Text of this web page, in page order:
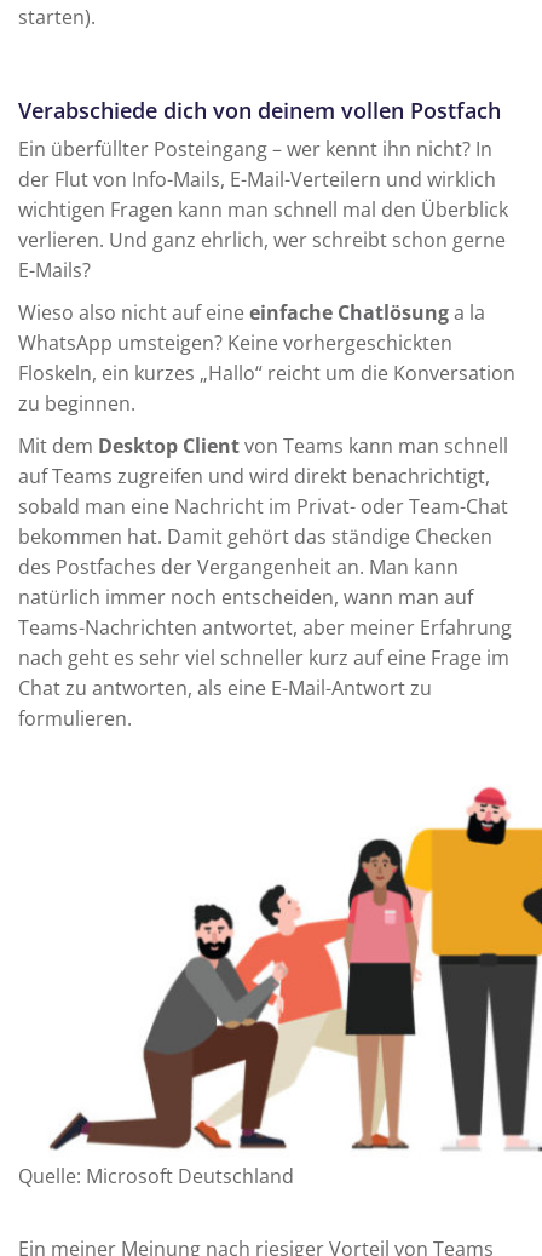
starten).
Verabschiede dich von deinem vollen Postfach
Ein überfüllter Posteingang – wer kennt ihn nicht? In
der Flut von Info-Mails, E-Mail-Verteilern und wirklich
wichtigen Fragen kann man schnell mal den Überblick
verlieren. Und ganz ehrlich, wer schreibt schon gerne
E-Mails?
Wieso also nicht auf eineeinfache Chatlösunga la
WhatsApp umsteigen? Keine vorhergeschickten
Floskeln, ein kurzes „Hallo“ reicht um die Konversation
zu beginnen.
Mit dem Desktop Clientvon Teams kann man schnell
auf Teams zugreifen und wird direkt benachrichtigt,
sobald man eine Nachricht im Privat- oder Team-Chat
bekommen hat. Damit gehört das ständige Checken
des Postfaches der Vergangenheit an. Man kann
natürlich immer noch entscheiden, wann man auf
Teams-Nachrichten antwortet, aber meiner Erfahrung
nach geht es sehr viel schneller kurz auf eine Frage im
Chat zu antworten, als eine E-Mail-Antwort zu
formulieren.
Quelle: Microsoft Deutschland
Ein meiner Meinung nach riesiger Vorteil von Teams